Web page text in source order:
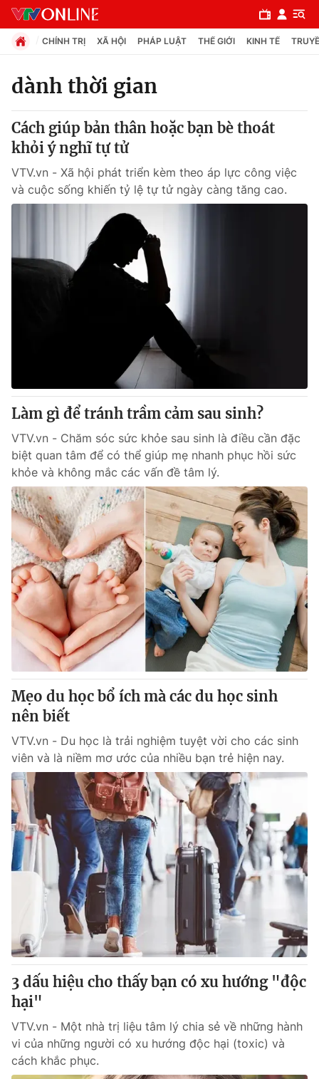
Chuyên mục
Chính trị
Xã hội
Y tế
Câu chuyện quốc tế
Thị trường
Góc doanh nghiệp
Dữ liệu và đời sống
Truyền hình
Phim VTV
Hậu trường
Nhân vật
Khán giả
Giải sao mai
Giải trí
Điện ảnh
Âm nhạc
Sao
Đời sống
Du lịch
Làm đẹp
Chất lượng cuộc sống
Giáo dục
Tuyển sinh
Học trực tuyến
Công nghệ
Hitech Công nghệ tương lai
Sản phẩm
Thị trường
Tư vấn
Giao lưu trực tuyến
Lịch phát sóng
Emagazine Podcast
Photo Infographic
Video Shorts video
VTV Money VTV Thể thao
VTV Sức khoẻ Bất động sản
Thị trường 24h Tấm lòng Việt
VTV4
VTV9 VTV8
CHÍNH TRỊ XÃ HỘI PHÁP LUẬT THẾ GIỚI KINH TẾ
dành thời gian
Cách giúp bản thân hoặc bạn bè thoát
khỏi ý nghĩ tự tử
VTV.vn - Xã hội phát triển kèm theo áp lực công việc
và cuộc sống khiến tỷ lệ tự tử ngày càng tăng cao.
Làm gì để tránh trầm cảm sau sinh?
VTV.vn - Chăm sóc sức khỏe sau sinh là điều cần đặc
biệt quan tâm để có thể giúp mẹ nhanh phục hồi sức
khỏe và không mắc các vấn đề tâm lý.
Mẹo du học bổ ích mà các du học sinh
nên biết
VTV.vn - Du học là trải nghiệm tuyệt vời cho các sinh
viên và là niềm mơ ước của nhiều bạn trẻ hiện nay.
3 dấu hiệu cho thấy bạn có xu hướng "độc
hại"
VTV.vn - Một nhà trị liệu tâm lý chia sẻ về những hành
vi của những người có xu hướng độc hại (toxic) và
cách khắc phục.